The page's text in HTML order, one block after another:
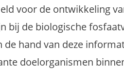
voor de ontwikkeling
bij de biologische
hand van deze
doelorganismen